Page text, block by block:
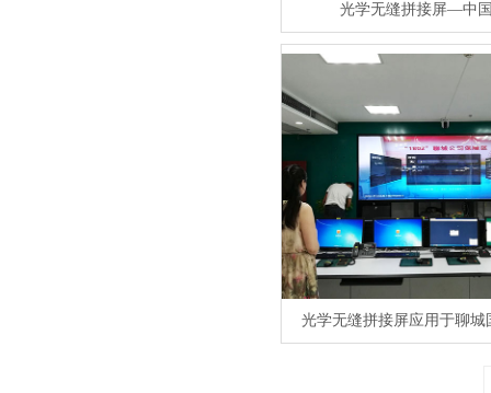
光学无缝拼接屏—中
光学无缝拼接屏应用于聊城